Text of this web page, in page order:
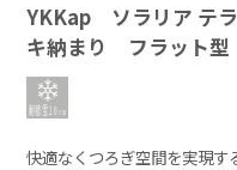
YKKap ソラリア テ
キ納まり フラット
快適なくつろぎ空間を実現す